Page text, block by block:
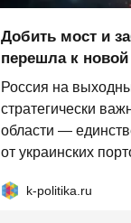
Добить мост и
перешла к новой
Россия на
стратегически
области —
от украинских
k-politika.ru